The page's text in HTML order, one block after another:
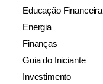
Educação Financeira
Energia
Finanças
Guia do Iniciante
Investimento